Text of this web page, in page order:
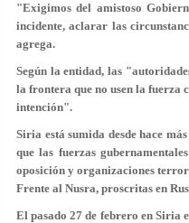
"Exigimos del amistoso
incidente, aclarar las
agrega.
Según la entidad, las
la frontera que no usen la
intención".
Siria está sumida desde hace
que las fuerzas
oposición y organizaciones
Frente al Nusra, proscritas en
El pasado 27 de febrero en Siria